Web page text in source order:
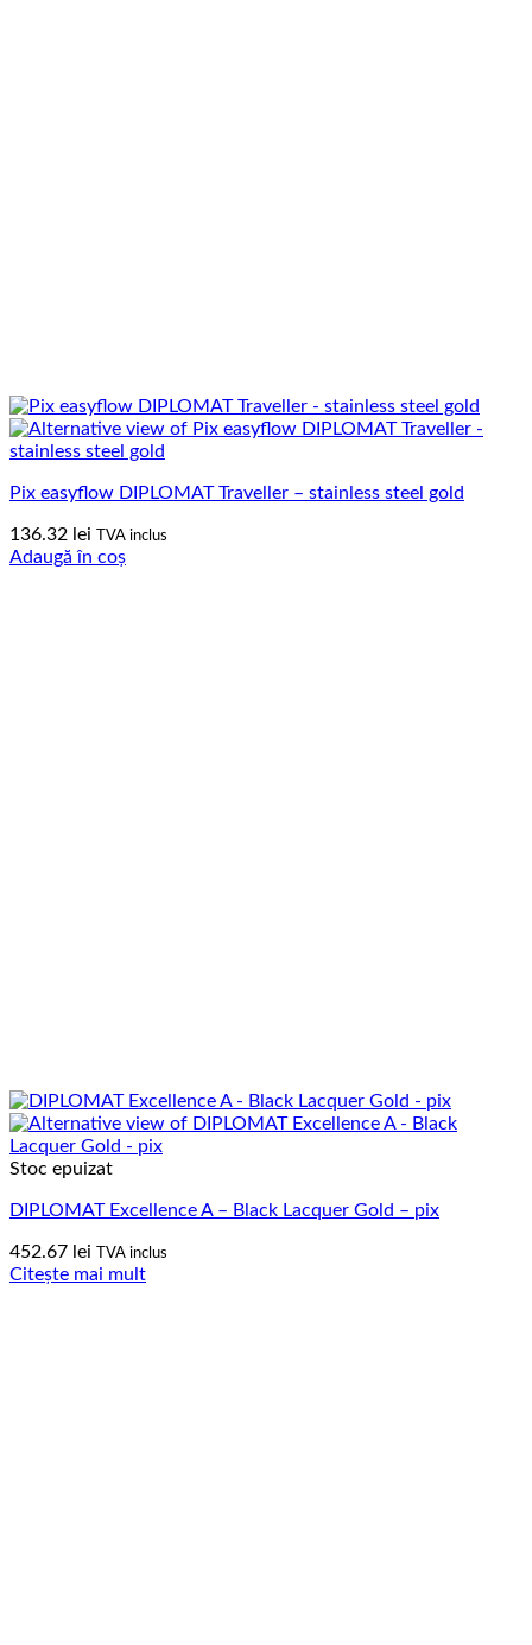
Pix easyflow DIPLOMAT Traveller – stainless steel gold
136.32 lei TVA inclus
Adaugă în coș
Stoc epuizat
DIPLOMAT Excellence A – Black Lacquer Gold – pix
452.67 lei TVA inclus
Citește mai mult